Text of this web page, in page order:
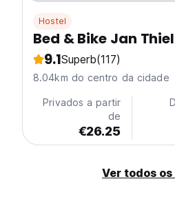
Hostel
Bed & Bike Jan Thiel
9.1Superb(117)
8.04km do centro da cidade
Privados a partir
de
€26.25
Ver todos